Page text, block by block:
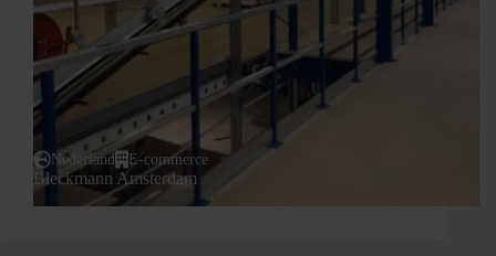
Nederland E-commerce
Bleckmann Amsterdam